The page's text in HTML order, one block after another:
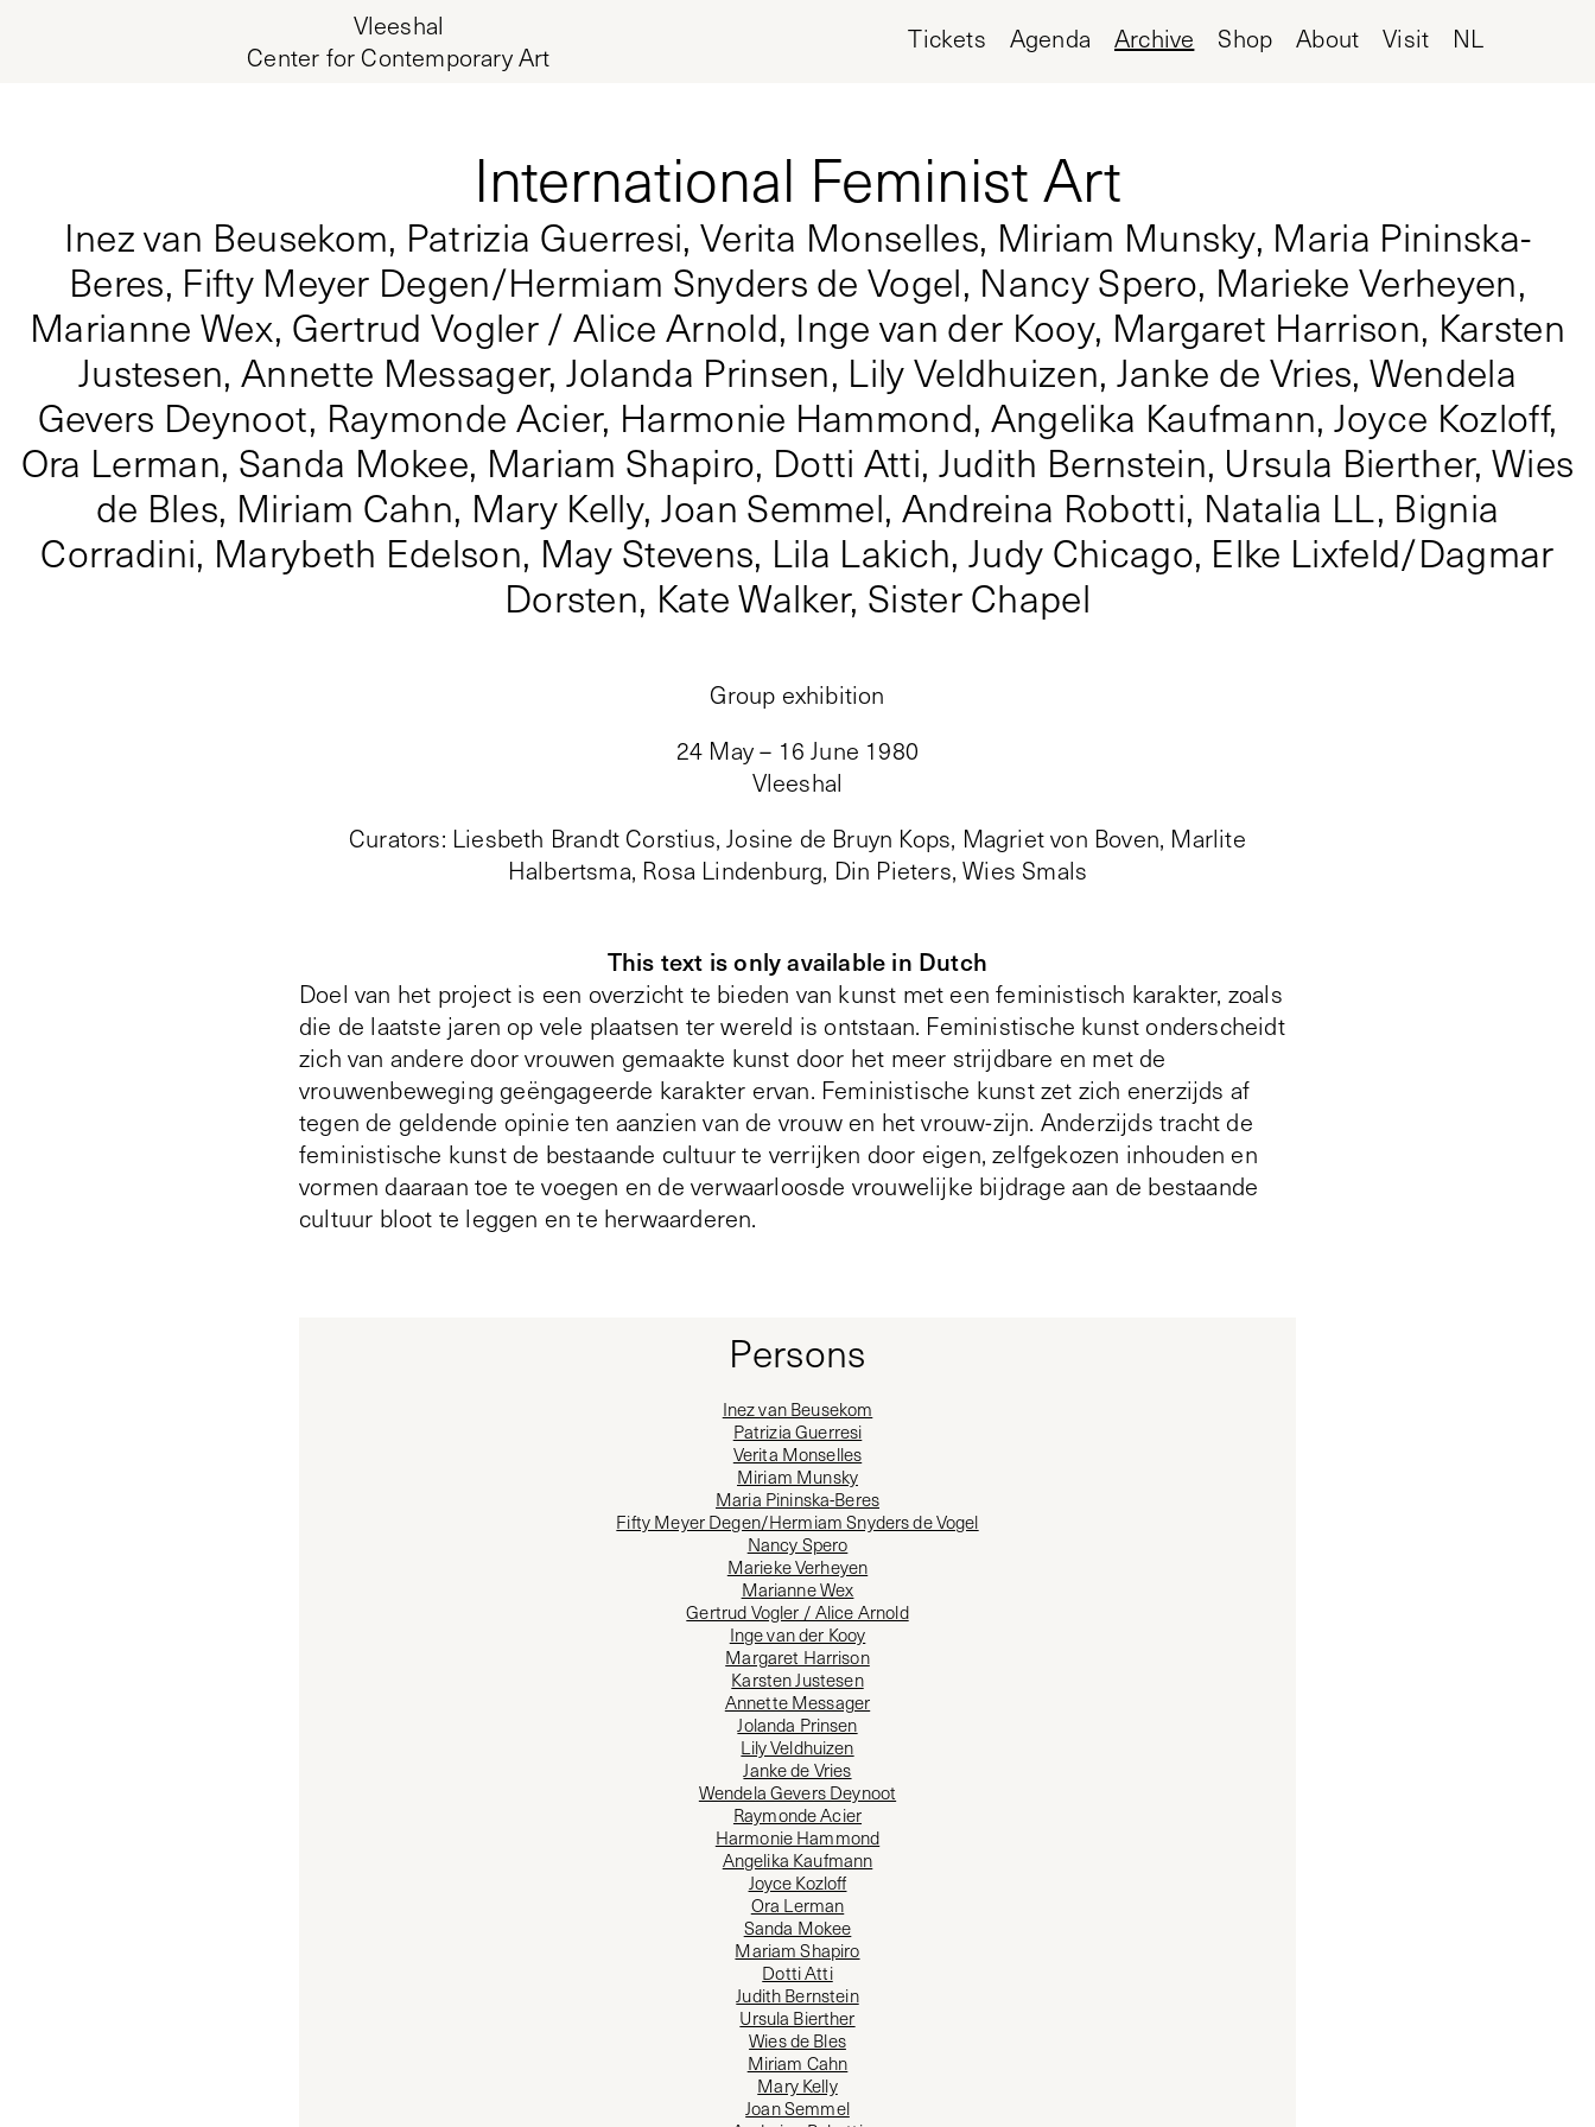
Vleeshal
Center for Contemporary Art
Tickets Agenda Archive Shop About Visit NL
International Feminist Art
Inez van Beusekom, Patrizia Guerresi, Verita Monselles, Miriam Munsky, Maria Pininska-
Beres, Fifty Meyer Degen/Hermiam Snyders de Vogel, Nancy Spero, Marieke Verheyen,
Marianne Wex, Gertrud Vogler / Alice Arnold, Inge van der Kooy, Margaret Harrison, Karsten
Justesen, Annette Messager, Jolanda Prinsen, Lily Veldhuizen, Janke de Vries, Wendela
Gevers Deynoot, Raymonde Acier, Harmonie Hammond, Angelika Kaufmann, Joyce Kozloff,
Ora Lerman, Sanda Mokee, Mariam Shapiro, Dotti Atti, Judith Bernstein, Ursula Bierther, Wies
de Bles, Miriam Cahn, Mary Kelly, Joan Semmel, Andreina Robotti, Natalia LL, Bignia
Corradini, Marybeth Edelson, May Stevens, Lila Lakich, Judy Chicago, Elke Lixfeld/Dagmar
Dorsten, Kate Walker, Sister Chapel
Group exhibition
24 May – 16 June 1980
Vleeshal
Curators: Liesbeth Brandt Corstius, Josine de Bruyn Kops, Magriet von Boven, Marlite
Halbertsma, Rosa Lindenburg, Din Pieters, Wies Smals
This text is only available in Dutch
Doel van het project is een overzicht te bieden van kunst met een feministisch karakter, zoals
die de laatste jaren op vele plaatsen ter wereld is ontstaan. Feministische kunst onderscheidt
zich van andere door vrouwen gemaakte kunst door het meer strijdbare en met de
vrouwenbeweging geëngageerde karakter ervan. Feministische kunst zet zich enerzijds af
tegen de geldende opinie ten aanzien van de vrouw en het vrouw-zijn. Anderzijds tracht de
feministische kunst de bestaande cultuur te verrijken door eigen, zelfgekozen inhouden en
vormen daaraan toe te voegen en de verwaarloosde vrouwelijke bijdrage aan de bestaande
cultuur bloot te leggen en te herwaarderen.
Persons
Inez van Beusekom
Patrizia Guerresi
Verita Monselles
Miriam Munsky
Maria Pininska-Beres
Fifty Meyer Degen/Hermiam Snyders de Vogel
Nancy Spero
Marieke Verheyen
Marianne Wex
Gertrud Vogler / Alice Arnold
Inge van der Kooy
Margaret Harrison
Karsten Justesen
Annette Messager
Jolanda Prinsen
Lily Veldhuizen
Janke de Vries
Wendela Gevers Deynoot
Raymonde Acier
Harmonie Hammond
Angelika Kaufmann
Joyce Kozloff
Ora Lerman
Sanda Mokee
Mariam Shapiro
Dotti Atti
Judith Bernstein
Ursula Bierther
Wies de Bles
Miriam Cahn
Mary Kelly
Joan Semmel